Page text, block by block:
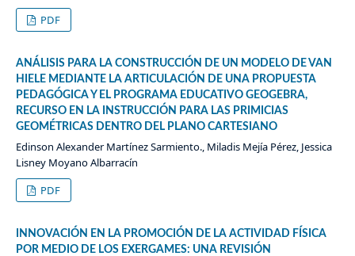
PDF
ANÁLISIS PARA LA CONSTRUCCIÓN DE UN MODELO DE VAN
HIELE MEDIANTE LA ARTICULACIÓN DE UNA PROPUESTA
PEDAGÓGICA Y EL PROGRAMA EDUCATIVO GEOGEBRA,
RECURSO EN LA INSTRUCCIÓN PARA LAS PRIMICIAS
GEOMÉTRICAS DENTRO DEL PLANO CARTESIANO
Edinson Alexander Martínez Sarmiento., Miladis Mejía Pérez, Jessica
Lisney Moyano Albarracín
PDF
INNOVACIÓN EN LA PROMOCIÓN DE LA ACTIVIDAD FÍSICA
POR MEDIO DE LOS EXERGAMES: UNA REVISIÓN